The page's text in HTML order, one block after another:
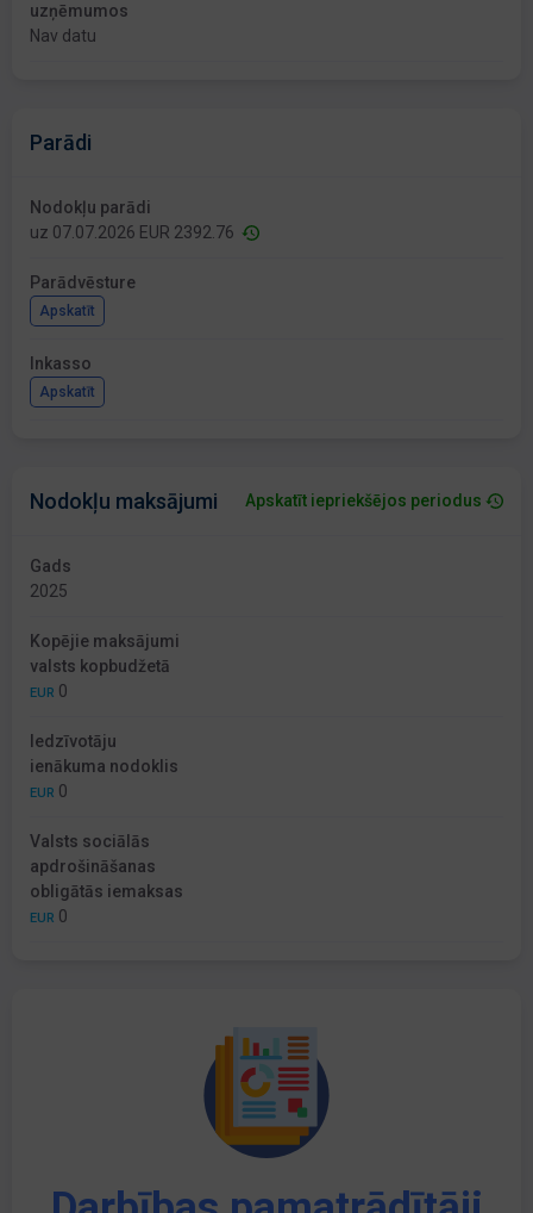
uzņēmumos
Nav datu
Parādi
Nodokļu parādi
uz 07.07.2026 EUR 2392.76
Parādvēsture
Apskatīt
Inkasso
Apskatīt
Nodokļu maksājumi Apskatīt iepriekšējos periodus
Gads
2025
Kopējie maksājumi
valsts kopbudžetā
EUR 0
Iedzīvotāju
ienākuma nodoklis
EUR 0
Valsts sociālās
apdrošināšanas
obligātās iemaksas
EUR 0